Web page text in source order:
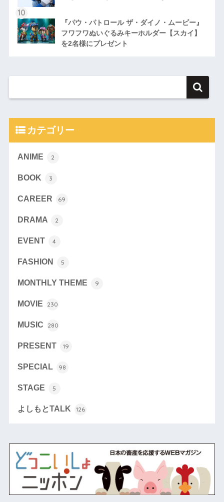
『パウ・パトロール ザ・ダイノ・ムービー』
フワフワぬいぐるみキーホルダー【スカイ】
を2名様にプレゼント
カテゴリー
ANIME 2
BOOK 3
CAREER 69
DRAMA 2
EVENT 4
FASHION 5
MONTHLY THEME 9
MOVIE 230
MUSIC 280
PRESENT 19
SPECIAL 98
STAGE 5
よしもとTALK 126